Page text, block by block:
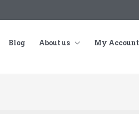
Blog About us My Account